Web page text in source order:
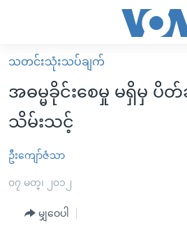
လွယ်ကူ
စေ
သည့်
များ
ပင်မ
မူလစာမျက်နှာ
မြန်မာ
ကမ္ဘာ့သတင်းများ
နိုင်ငံတကာ
အစ္စရေး-ပါလက်စတိုင်း
ဗွီဒီယို
အင်္ဂလိပ်စာလေ့လာမယ်
သတင်းသုံးသပ်ချက်
အဓမ္မခိုင်းစေမှု မရှိမှ
သိမ်းသင့်
ဦးကျော်ဇံသာ
၀၇ မတ္၊ ၂၀၁၂
မျှဝေပါ